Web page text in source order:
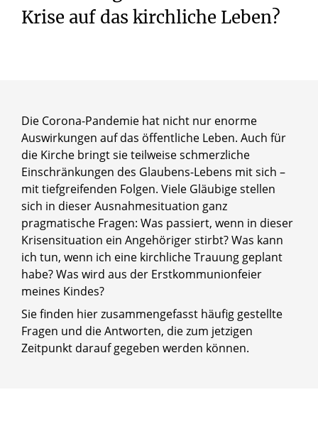
Krise auf das kirchliche Leben?
Die Corona-Pandemie hat nicht nur enorme
Auswirkungen auf das öffentliche Leben. Auch für
die Kirche bringt sie teilweise schmerzliche
Einschränkungen des Glaubens-Lebens mit sich –
mit tiefgreifenden Folgen. Viele Gläubige stellen
sich in dieser Ausnahmesituation ganz
pragmatische Fragen: Was passiert, wenn in dieser
Krisensituation ein Angehöriger stirbt? Was kann
ich tun, wenn ich eine kirchliche Trauung geplant
habe? Was wird aus der Erstkommunionfeier
meines Kindes?
Sie finden hier zusammengefasst häufig gestellte
Fragen und die Antworten, die zum jetzigen
Zeitpunkt darauf gegeben werden können.